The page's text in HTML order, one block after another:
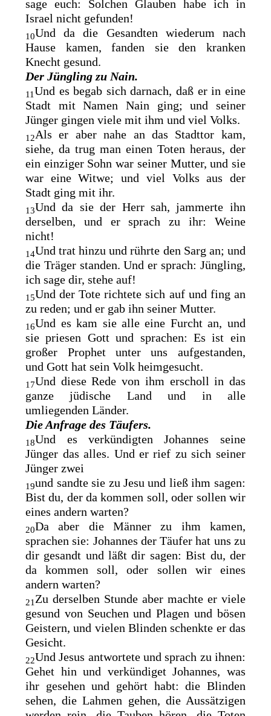
sage euch: Solchen Glauben habe ich in
Israel nicht gefunden!
10Und da die Gesandten wiederum nach
Hause kamen, fanden sie den kranken
Knecht gesund.
Der Jüngling zu Nain.
11Und es begab sich darnach, daß er in eine
Stadt mit Namen Nain ging; und seiner
Jünger gingen viele mit ihm und viel Volks.
12Als er aber nahe an das Stadttor kam,
siehe, da trug man einen Toten heraus, der
ein einziger Sohn war seiner Mutter, und sie
war eine Witwe; und viel Volks aus der
Stadt ging mit ihr.
13Und da sie der Herr sah, jammerte ihn
derselben, und er sprach zu ihr: Weine
nicht!
14Und trat hinzu und rührte den Sarg an; und
die Träger standen. Und er sprach: Jüngling,
ich sage dir, stehe auf!
15Und der Tote richtete sich auf und fing an
zu reden; under gab ihn seiner Mutter.
16Und es kam sie alle eine Furcht an, und
sie priesen Gott und sprachen: Es ist ein
großer Prophet unter uns aufgestanden,
undGott hat sein Volk heimgesucht.
17Und diese Rede von ihm erscholl in das
ganze jüdische Land und in alle
umliegenden Länder.
Die Anfrage des Täufers.
18Und es verkündigten Johannes seine
Jünger das alles. Und er rief zu sich seiner
Jünger zwei
19und sandte sie zu Jesu und ließ ihm sagen:
Bist du, der da kommen soll, oder sollen wir
eines andern warten?
20Da aber die Männer zu ihm kamen,
sprachen sie: Johannes der Täufer hat uns zu
dir gesandt und läßt dir sagen: Bist du, der
da kommen soll, oder sollen wir eines
andern warten?
21 Zu derselben Stunde aber machte er viele
gesund von Seuchen und Plagen und bösen
Geistern, und vielen Blinden schenkte er das
Gesicht.
22Und Jesus antwortete und sprach zu ihnen:
Gehet hin und verkündiget Johannes, was
ihr gesehen und gehört habt: die Blinden
sehen, die Lahmen gehen, die Aussätzigen